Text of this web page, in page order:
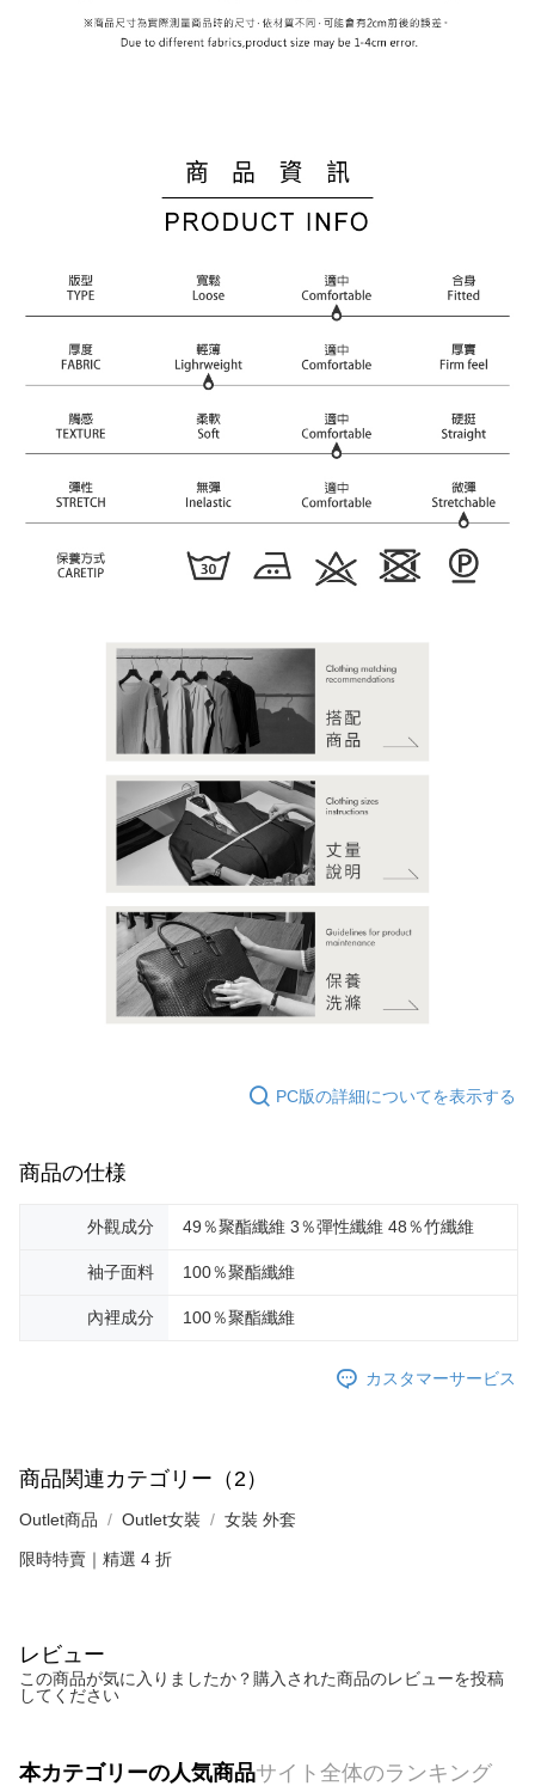
PC版の詳細についてを表示する
商品の仕様
外觀成分 49％聚酯纖維 3％彈性纖維 48％竹纖維
袖子面料 100％聚酯纖維
內裡成分 100％聚酯纖維
カスタマーサービス
商品関連カテゴリー（2）
Outlet商品 Outlet女裝 女裝 外套
限時特賣｜精選 4 折
レビュー
この商品が気に入りましたか？購入された商品のレビューを投稿
してください
本カテゴリーの人気商品サイト全体のランキング